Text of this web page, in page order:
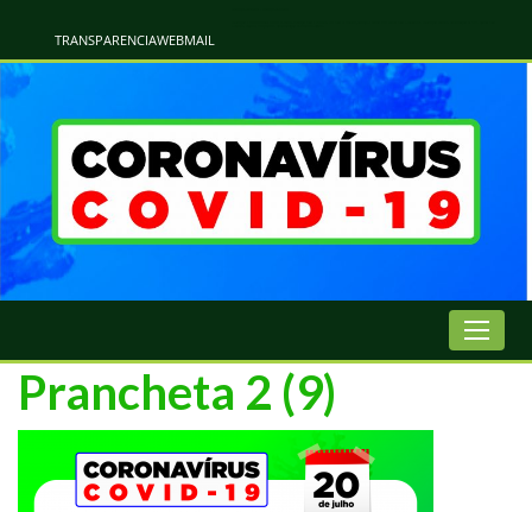
TRANSPARENCIAWEBMAIL
Prancheta 2 (9)